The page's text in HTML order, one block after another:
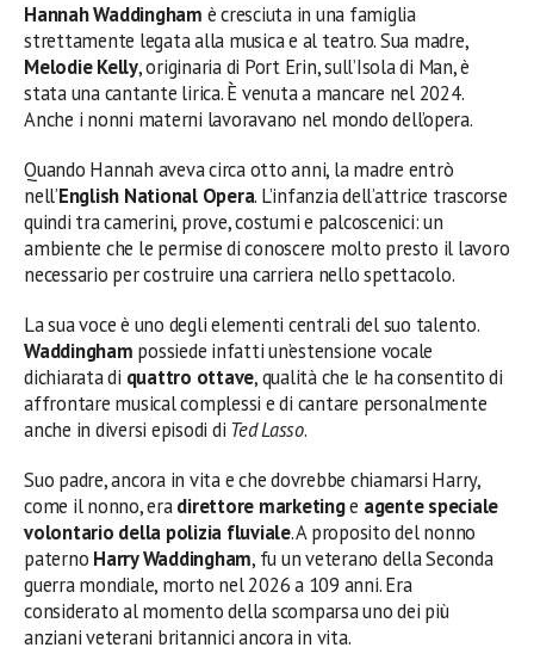
Hannah Waddingham è cresciuta in una famiglia
strettamente legata alla musica e al teatro. Sua madre,
Melodie Kelly, originaria di Port Erin, sull’Isola di Man, è
stata una cantante lirica. È venuta a mancare nel 2024.
Anche i nonni materni lavoravano nel mondo dell’opera.
Quando Hannah aveva circa otto anni, la madre entrò
nell’English National Opera. L’infanzia dell’attrice trascorse
quindi tra camerini, prove, costumi e palcoscenici: un
ambiente che le permise di conoscere molto presto il lavoro
necessario per costruire una carriera nello spettacolo.
La sua voce è uno degli elementi centrali del suo talento.
Waddingham possiede infatti un’estensione vocale
dichiarata di quattro ottave, qualità che le ha consentito di
affrontare musical complessi e di cantare personalmente
anche in diversi episodi di Ted Lasso.
Suo padre, ancora in vita e che dovrebbe chiamarsi Harry,
come il nonno, eradirettore marketinge agente speciale
volontario della polizia fluviale. A proposito del nonno
paterno Harry Waddingham, fu un veterano della Seconda
guerra mondiale, morto nel 2026 a 109 anni. Era
considerato al momento della scomparsa uno dei più
anziani veterani britannici ancora in vita.